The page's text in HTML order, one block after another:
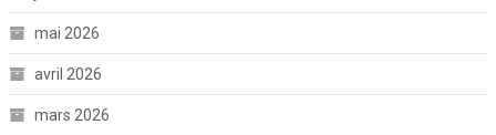
mai 2026
avril 2026
mars 2026